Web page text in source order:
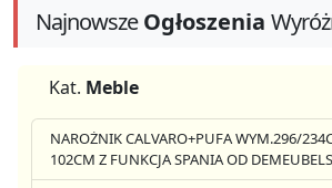
NajnowszeOgłoszenia
Kat. Meble
NAROŻNIK CALVARO+PUFA WYM.296/
102CM Z FUNKCJA SPANIA OD